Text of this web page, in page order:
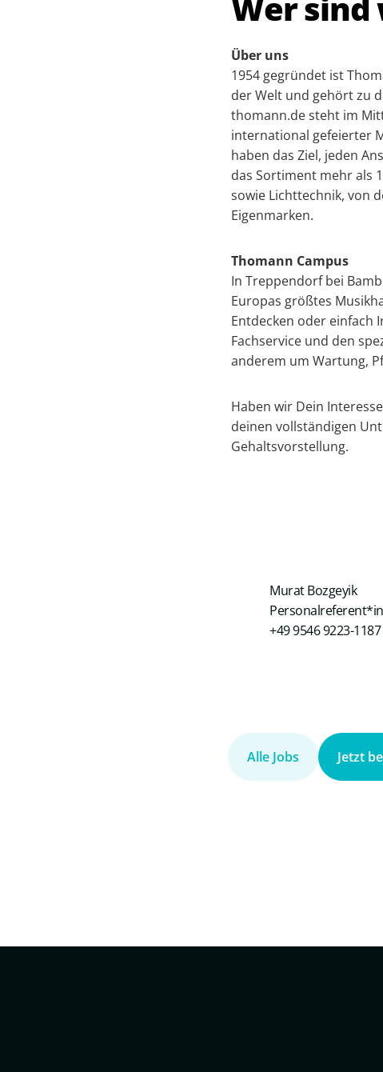
Über uns
1954 gegründet ist
der Welt und gehört zu
thomann.de steht im
international gefeierter
haben das Ziel, jeden
das Sortiment mehr als
sowie Lichttechnik, von
Eigenmarken.
Thomann Campus
In Treppendorf bei
Europas größtes
Entdecken oder einfach
Fachservice und den
anderem um Wartung,
Haben wir Dein
deinen vollständigen
Gehaltsvorstellung.
Murat Bozgeyik
Personalreferent*in
+49 9546 9223-1187
Alle Jobs Jetzt